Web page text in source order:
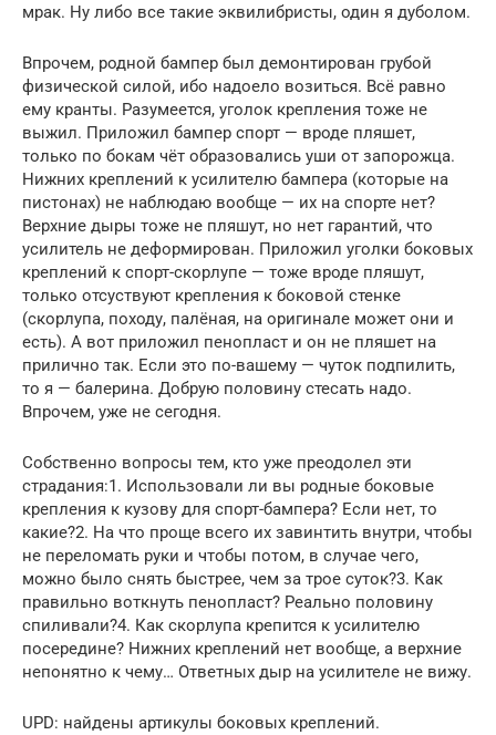
мрак. Ну либо все такие эквилибристы, один я дуболом.
Впрочем, родной бампер был демонтирован грубой
физической силой, ибо надоело возиться. Всё равно
ему кранты. Разумеется, уголок крепления тоже не
выжил. Приложил бампер спорт — вроде пляшет,
только по бокам чёт образовались уши от запорожца.
Нижних креплений к усилителю бампера (которые на
пистонах) не наблюдаю вообще — их на спорте нет?
Верхние дыры тоже не пляшут, но нет гарантий, что
усилитель не деформирован. Приложил уголки боковых
креплений к спорт-скорлупе — тоже вроде пляшут,
только отсуствуют крепления к боковой стенке
(скорлупа, походу, палёная, на оригинале может они и
есть). А вот приложил пенопласт и он не пляшет на
прилично так. Если это по-вашему — чуток подпилить,
то я — балерина. Добрую половину стесать надо.
Впрочем, уже не сегодня.
Собственно вопросы тем, кто уже преодолел эти
страдания:1. Использовали ли вы родные боковые
крепления к кузову для спорт-бампера? Если нет, то
какие?2. На что проще всего их завинтить внутри, чтобы
не переломать руки и чтобы потом, в случае чего,
можно было снять быстрее, чем за трое суток?3. Как
правильно воткнуть пенопласт? Реально половину
спиливали?4. Как скорлупа крепится к усилителю
посередине? Нижних креплений нет вообще, а верхние
непонятно к чему… Ответных дыр на усилителе не вижу.
UPD: найдены артикулы боковых креплений.